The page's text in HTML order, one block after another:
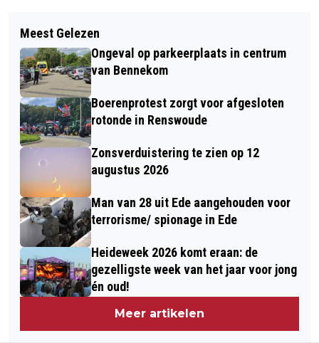
ZIEKENHUIS GELDERSE VALLEI GAAT
DOOR MET DE
REGIEVERPLEEGKUNDIGE
BRAND IN WONING VAN
APPARTEMENTENCOMPLEX IN EDE
Meest Gelezen
Ongeval op parkeerplaats in centrum
van Bennekom
Boerenprotest zorgt voor afgesloten
rotonde in Renswoude
Zonsverduistering te zien op 12
augustus 2026
Man van 28 uit Ede aangehouden voor
terrorisme/ spionage in Ede
Heideweek 2026 komt eraan: de
gezelligste week van het jaar voor jong
én oud!
Meer artikelen